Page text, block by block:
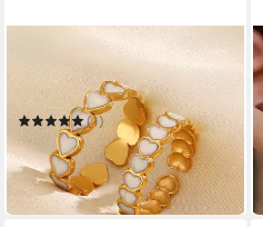
Ring-Set KARMA Ring Set
Damen Herz Edelstahl
vergoldet(1)
17,90 € UVP28,90 €
-38%
in 4-5 Werktagen bei dir